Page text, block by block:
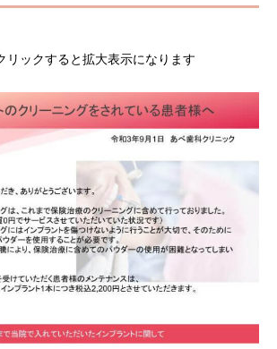
リックすると拡大表示になります